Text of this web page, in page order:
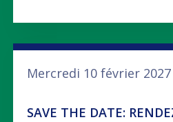
Mercredi 10 février 2027
SAVE THE DATE: